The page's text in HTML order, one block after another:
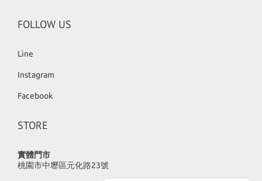
FOLLOW US
Line
Instagram
Facebook
STORE
實體門市
桃園市中壢區元化路23號